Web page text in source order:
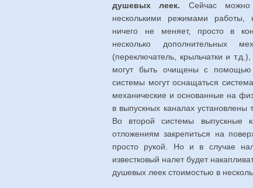
душевых леек. Сейчас можно
несколькими режимами работы,
ничего не меняет, просто в
несколько дополнительных
(переключатель, крыльчатки и
могут быть очищены с помощью
системы могут оснащаться
механические и основанные на
в выпускных каналах
Во второй системы выпускные
отложениям закрепиться на
просто рукой. Но и в случае
известковый налет будет
душевых леек стоимостью в